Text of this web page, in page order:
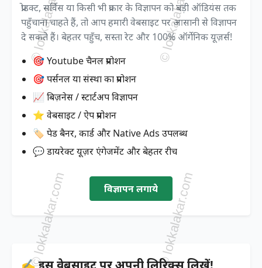
प्रोडक्ट, सर्विस या किसी भी प्रकार के विज्ञापन को बड़ी ऑडियंस तक
पहुँचाना चाहते हैं, तो आप हमारी वेबसाइट पर आसानी से विज्ञापन
दे सकते हैं। बेहतर पहुँच, सस्ता रेट और 100% ऑर्गेनिक यूज़र्स!
🎯 Youtube चैनल प्रमोशन
🎯 पर्सनल या संस्था का प्रमोशन
📈 बिज़नेस / स्टार्टअप विज्ञापन
⭐ वेबसाइट / ऐप प्रमोशन
🏷️ पेड बैनर, कार्ड और Native Ads उपलब्ध
💬 डायरेक्ट यूज़र एंगेजमेंट और बेहतर रीच
विज्ञापन लगाये
✍️ इस वेबसाइट पर अपनी लिरिक्स लिखें!